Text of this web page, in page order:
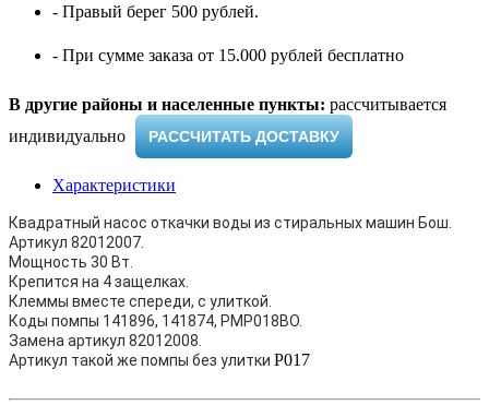
- Правый берег 500 рублей.
- При сумме заказа от 15.000 рублей бесплатно
В другие районы и населенные пункты: рассчитывается
индивидуально ​
РАССЧИТАТЬ ДОСТАВКУ
Характеристики
Квадратный насос откачки воды из стиральных машин Бош.
Артикул 82012007.
Мощность 30 Вт.
Крепится на 4 защелках.
Клеммы вместе спереди, с улиткой.
Коды помпы 141896, 141874, PMP018BO.
Замена артикул 82012008.
Артикул такой же помпы без улитки P017